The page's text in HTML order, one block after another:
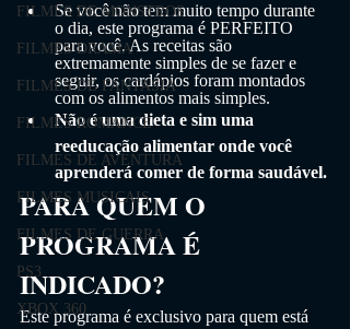
FILMES DE MONSTROS
FILMES DRAMA
FILMES DE FANTASIA
FILMES ROMANCE
FILMES DE AVENTURA
FILMES MUSICAIS
FILMES DE GUERRA
PS3
XBOX 360
Se você não tem muito tempo durante
o dia, este programa é PERFEITO
para você. As receitas são
extremamente simples de se fazer e
seguir, os cardápios foram montados
com os alimentos mais simples.
Não é uma dieta e sim uma
reeducação alimentar onde você
aprenderá comer de forma saudável.
PARA QUEM O
PROGRAMA É
INDICADO?
Este programa é exclusivo para quem está